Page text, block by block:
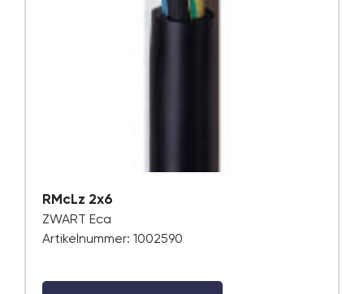
RMcLz 2x6
ZWART Eca
Artikelnummer: 1002590